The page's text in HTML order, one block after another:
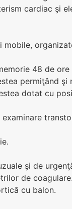
cardiac şi
48 de
permiţând şi
dotat cu
şi de
de
cu balon.